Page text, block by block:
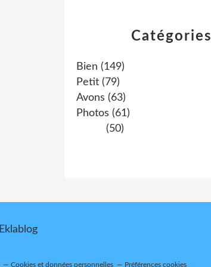
Catégories
Bien (149)
Petit (79)
Avons (63)
Photos (61)
(50)
Eklablog
Cookies et données personnelles Préférences cookies